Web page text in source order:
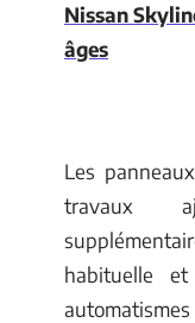
Nissan
âges
Les
travaux
habituelle